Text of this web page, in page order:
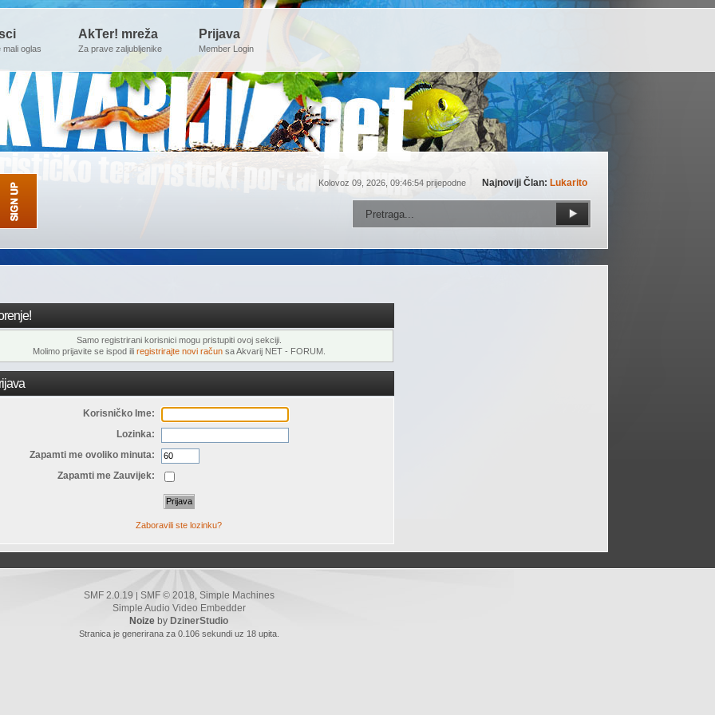
mali oglas
AkTer! mreža
Za prave zaljubljenike
Prijava
Member Login
Kolovoz 09, 2026, 09:46:54 prijepodne Najnoviji Član: Lukarito
Samo registrirani korisnici mogu pristupiti ovoj sekciji.
Molimo prijavite se ispod ili registrirajte novi računsa Akvarij NET - FORUM.
Korisničko Ime:
Lozinka:
Zapamti me ovoliko minuta:
Zapamti me Zauvijek:
Zaboravili ste lozinku?
SMF 2.0.19 SMF © 2018 Simple Machines
Simple Audio Video Embedder
Noize by DzinerStudio
Stranica je generirana za 0.106 sekundi uz 18 upita.